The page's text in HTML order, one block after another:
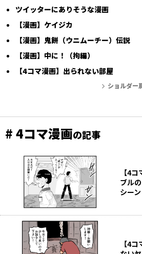
ツイッターにありそうな漫画
【漫画】ケイジカ
【漫画】鬼餅（ウニムーチー）伝説
【漫画】中に！（拘編）
【4コマ漫画】出られない部屋
ショルダー
# 4コマ漫画の記事
【4
ブル
シーン
【4